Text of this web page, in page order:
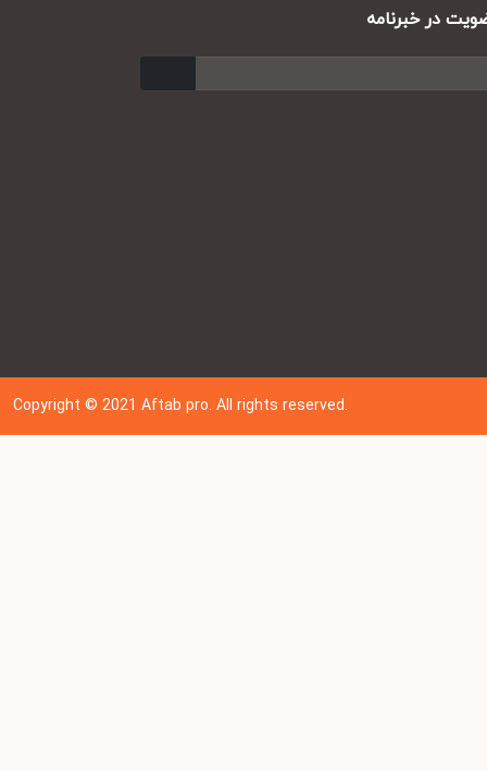
در خبرنامه
Copyright © 202 1Aftab pro. All rights reserved.